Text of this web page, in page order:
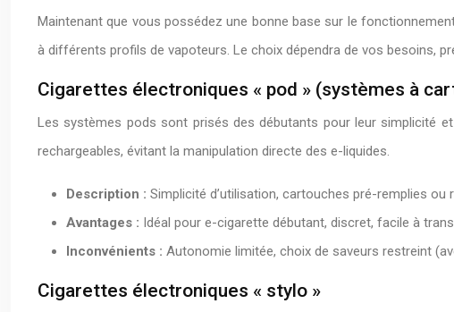
Maintenant que vous possédez une bonne base sur le
à différents profils de vapoteurs. Le choix dépendra de vos besoins,
Cigarettes électroniques « pod » (systèmes à
Les systèmes pods sont prisés des débutants pour leur simplicité
rechargeables, évitant la manipulation directe des e-liquides.
Description : Simplicité d’utilisation, cartouches pré-remplies ou
Avantages : Idéal pour e-cigarette débutant, discret, facile à
Inconvénients : Autonomie limitée, choix de saveurs restreint
Cigarettes électroniques « stylo »